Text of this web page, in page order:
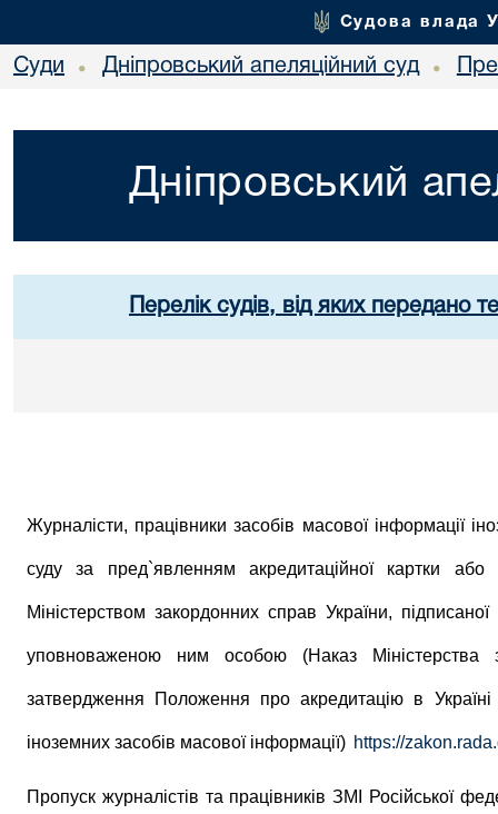
Судова влада
Суди • Дніпровський апеляційний суд •
Дніпровський
Перелік судів, від яких передано
Журналісти, працівники засобів масової інформації і
суду за пред`явленням акредитаційної картки або
Міністерством закордонних справ України,
уповноваженою ним особою (Наказ
затвердження Положення про акредитацію в
іноземних засобів масової інформації) https://
Пропуск журналістів та працівниківЗМІ Російської